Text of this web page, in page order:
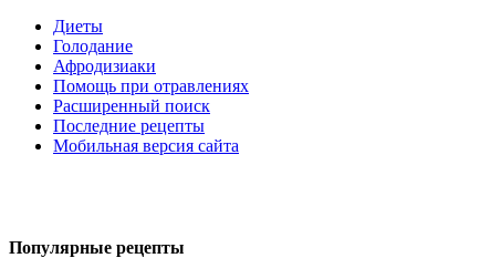
Диеты
Голодание
Афродизиаки
Помощь при отравлениях
Расширенный поиск
Последние рецепты
Мобильная версия сайта
Популярные рецепты